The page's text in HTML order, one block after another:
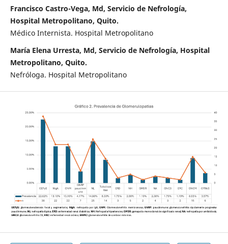
Francisco Castro-Vega, Md, Servicio de Nefrología,
Hospital Metropolitano, Quito.
Médico Internista. Hospital Metropolitano
María Elena Urresta, Md, Servicio de Nefrología, Hospital
Metropolitano, Quito.
Nefróloga. Hospital Metropolitano